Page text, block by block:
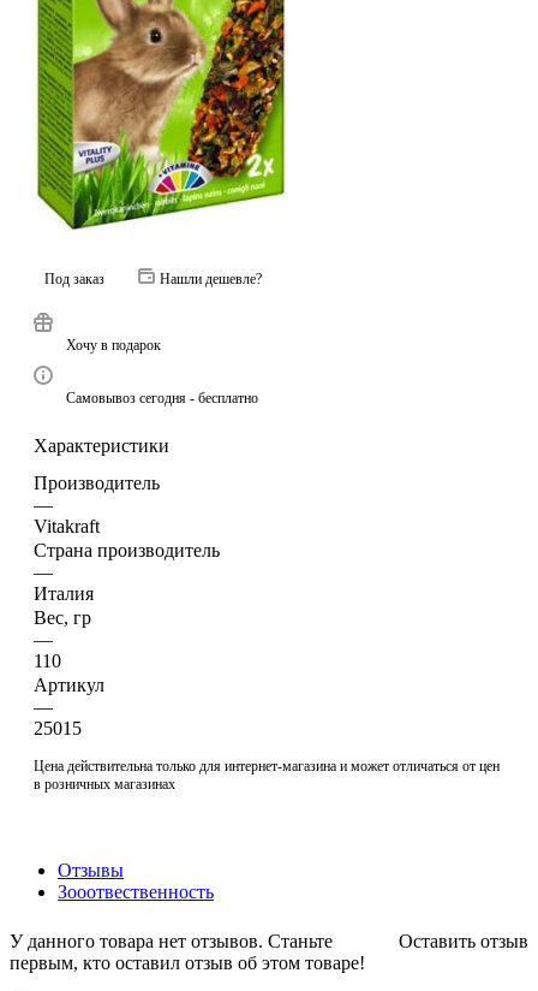
Под заказ Нашли дешевле?
Хочу в подарок
Самовывоз сегодня - бесплатно
Характеристики
Производитель
—
Vitakraft
Страна производитель
—
Италия
Вес, гр
—
110
Артикул
—
25015
Цена действительна только для интернет-магазина и может отличаться от цен
в розничных магазинах
Отзывы
Зооотвественность
Оставить отзыв
У данного товара нет отзывов. Станьте
первым, кто оставил отзыв об этом товаре!